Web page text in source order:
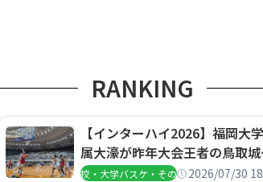
RANKING
【インターハイ2026】福岡大
属大濠が昨年大会王者の鳥取
を撃破、大阪薫英女学院は岐
高校・大学バスケ・その他2026/07/30